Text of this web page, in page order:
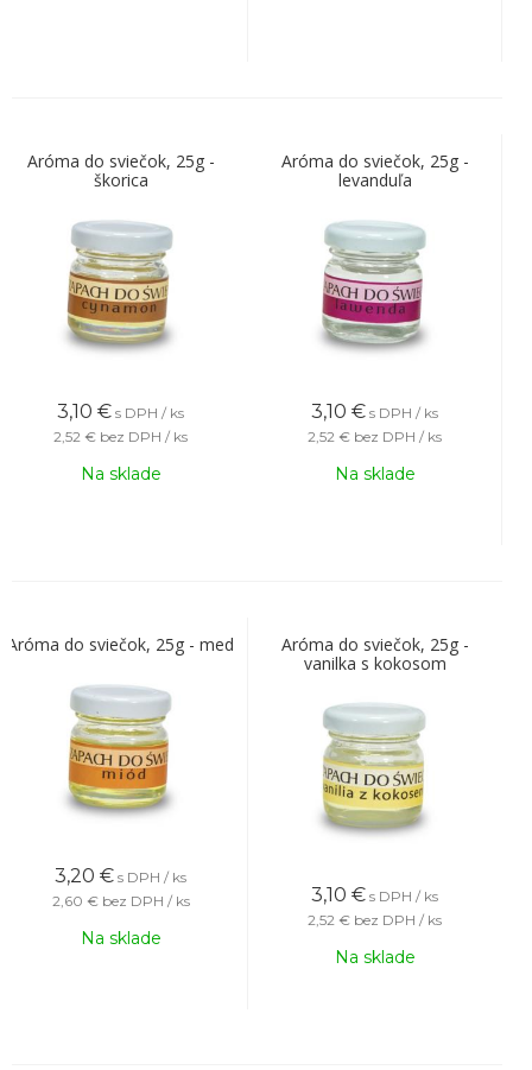
Aróma do sviečok, 25g -
škorica
3,10 € s DPH / ks
2,52 € bez DPH / ks
Na sklade
Aróma do sviečok, 25g -
levanduľa
3,10 € s DPH / ks
2,52 € bez DPH / ks
Na sklade
Aróma do sviečok, 25g - med
3,20 € s DPH / ks
2,60 € bez DPH / ks
Na sklade
Aróma do sviečok, 25g -
vanilka s kokosom
3,10 € s DPH / ks
2,52 € bez DPH / ks
Na sklade